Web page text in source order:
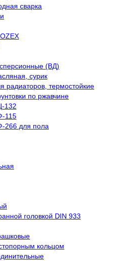
сварка
(ВД)
сурик
радиаторов, термостойкие
по ржавчине
132
115
266 для пола
головкой DIN 933
кольцом